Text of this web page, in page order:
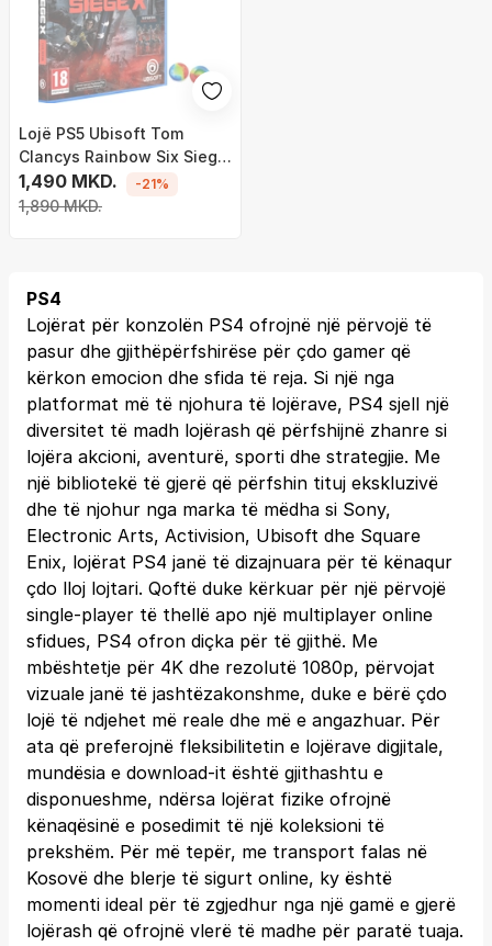
Lojë PS5 Ubisoft Tom
Clancys Rainbow Six Siege
X Elite Edition, Strzelanka,
për shumë lojtarë
1,490 MKD.
1,890 MKD.
-21%
PS4
Lojërat për konzolën PS4 ofrojnë një përvojë të
pasur dhe gjithëpërfshirëse për çdo gamer që
kërkon emocion dhe sfida të reja. Si një nga
platformat më të njohura të lojërave, PS4 sjell një
diversitet të madh lojërash që përfshijnë zhanre si
lojëra akcioni, aventurë, sporti dhe strategjie. Me
një bibliotekë të gjerë që përfshin tituj ekskluzivë
dhe të njohur nga marka të mëdha si Sony,
Electronic Arts, Activision, Ubisoft dhe Square
Enix, lojërat PS4 janë të dizajnuara për të kënaqur
çdo lloj lojtari. Qoftë duke kërkuar për një përvojë
single-player të thellë apo një multiplayer online
sfidues, PS4 ofron diçka për të gjithë. Me
mbështetje për 4K dhe rezolutë 1080p, përvojat
vizuale janë të jashtëzakonshme, duke e bërë çdo
lojë të ndjehet më reale dhe më e angazhuar. Për
ata që preferojnë fleksibilitetin e lojërave digjitale,
mundësia e download-it është gjithashtu e
disponueshme, ndërsa lojërat fizike ofrojnë
kënaqësinë e posedimit të një koleksioni të
prekshëm. Për më tepër, me transport falas në
Kosovë dhe blerje të sigurt online, ky është
momenti ideal për të zgjedhur nga një gamë e gjerë
lojërash që ofrojnë vlerë të madhe për paratë tuaja.